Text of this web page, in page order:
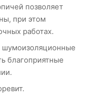
позволяет
при этом
работах.
благоприятные